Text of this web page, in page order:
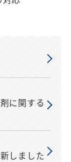
に関する
しました